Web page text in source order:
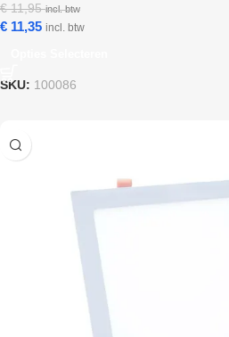
€11,95 incl. btw
€ 11,35 incl. btw
SKU: 100086